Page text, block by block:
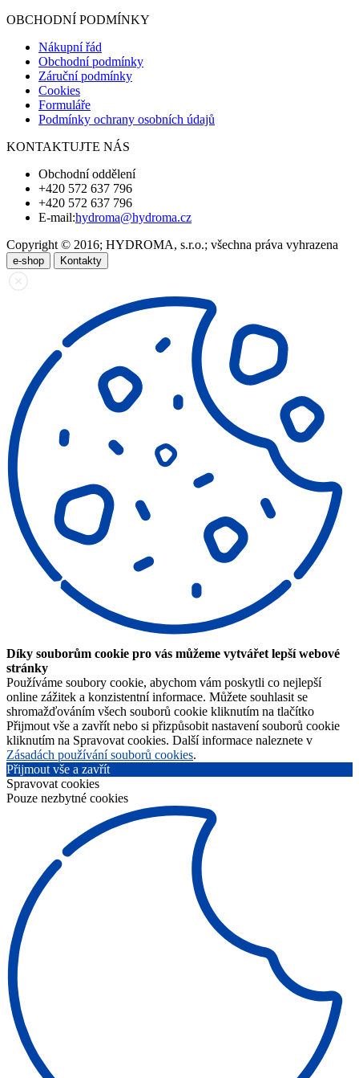
OBCHODNÍ PODMÍNKY
Nákupní řád
Obchodní podmínky
Záruční podmínky
Cookies
Formuláře
Podmínky ochrany osobních údajů
KONTAKTUJTE NÁS
Obchodní oddělení
+420 572 637 796
+420 572 637 796
E-mail:hydroma@hydroma.cz
Copyright © 2016; HYDROMA, s.r.o.; všechna práva vyhrazena
e-shop Kontakty
Díky souborům cookie pro vás můžeme vytvářet lepší webové
stránky
Používáme soubory cookie, abychom vám poskytli co nejlepší
online zážitek a konzistentní informace. Můžete souhlasit se
shromažďováním všech souborů cookie kliknutím na tlačítko
Přijmout vše a zavřít nebo si přizpůsobit nastavení souborů cookie
kliknutím na Spravovat cookies. Další informace naleznete v
Zásadách používání souborů cookies.
Přijmout vše a zavřít
Spravovat cookies
Pouze nezbytné cookies